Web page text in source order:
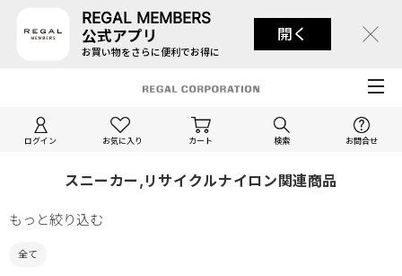
REGAL MEMBERS
公式アプリ
お買い物をさらに便利でお得に
開く
ログイン お気に入り カート 検索 お問合せ
スニーカー,リサイクルナイロン関連商品
もっと絞り込む
全て